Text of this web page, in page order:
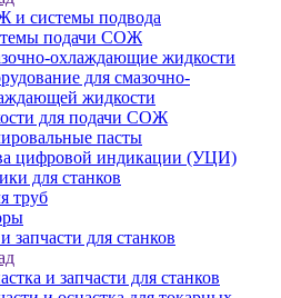
и системы подвода
подачи СОЖ
охлаждающие жидкости
для смазочно-
жидкости
для подачи СОЖ
пасты
цифровой индикации (УЦИ)
для станков
труб
запчасти для станков
и запчасти для станков